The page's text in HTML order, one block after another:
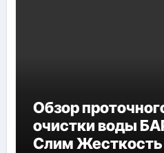
Обзор
очистки воды
Слим Жесткость